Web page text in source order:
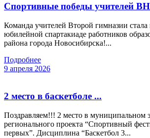
Спортивные победы учителей
Команда учителей Второй гимназии стала
юбилейной спартакиаде работников
района города Новосибирска!...
Подробнее
9 апреля 2026
2 место в баскетболе ...
Поздравляем!!! 2 место в муниципальном
регионального проекта “Спортивный
первых”. Дисциплина “Баскетбол 3...